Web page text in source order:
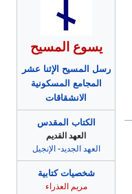
يسوع المسيح
رسل المسيح الإثنا عشر
المجامع المسكونية
الانشقاقات
الكتاب المقدس
العهد القديم
العهد الجديد- الإنجيل
شخصيات كتابية
مريم العذراء